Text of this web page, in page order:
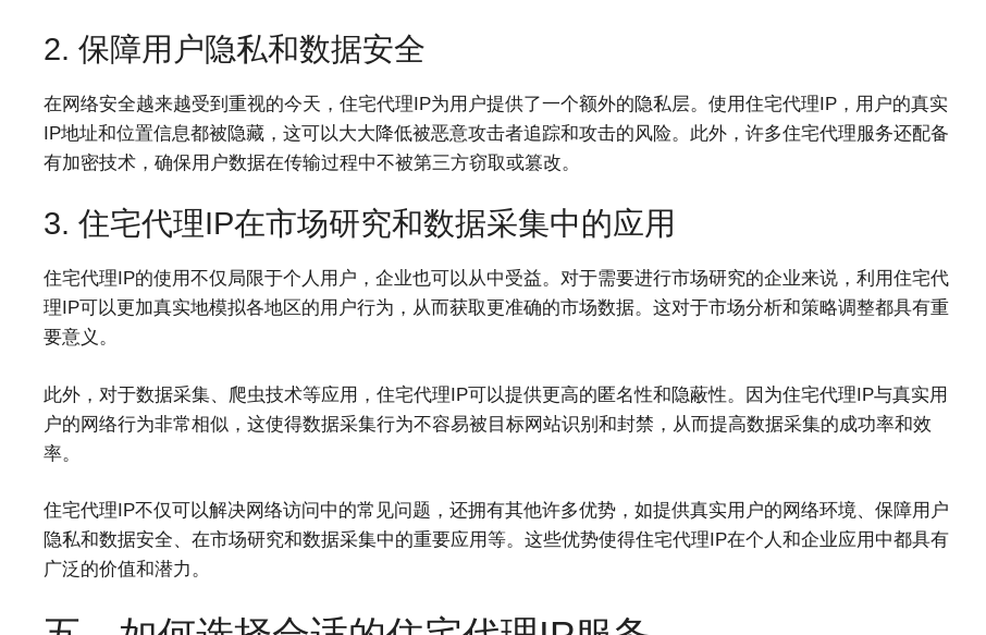
2. 保障用户隐私和数据安全
在网络安全越来越受到重视的今天，住宅代理IP为用户提供了一个额外的隐私层。使用住宅代理IP，用户的真实
IP地址和位置信息都被隐藏，这可以大大降低被恶意攻击者追踪和攻击的风险。此外，许多住宅代理服务还配备
有加密技术，确保用户数据在传输过程中不被第三方窃取或篡改。
3. 住宅代理IP在市场研究和数据采集中的应用
住宅代理IP的使用不仅局限于个人用户，企业也可以从中受益。对于需要进行市场研究的企业来说，利用住宅代
理IP可以更加真实地模拟各地区的用户行为，从而获取更准确的市场数据。这对于市场分析和策略调整都具有重
要意义。
此外，对于数据采集、爬虫技术等应用，住宅代理IP可以提供更高的匿名性和隐蔽性。因为住宅代理IP与真实用
户的网络行为非常相似，这使得数据采集行为不容易被目标网站识别和封禁，从而提高数据采集的成功率和效
率。
住宅代理IP不仅可以解决网络访问中的常见问题，还拥有其他许多优势，如提供真实用户的网络环境、保障用户
隐私和数据安全、在市场研究和数据采集中的重要应用等。这些优势使得住宅代理IP在个人和企业应用中都具有
广泛的价值和潜力。